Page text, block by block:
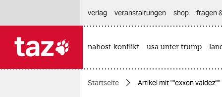
themen
verlag
veranstaltungen shop fragen
nahost-konflikt usa unter trump
Startseite Artikel mit ""exxon valdez""